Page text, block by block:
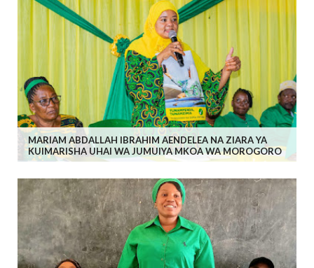
MARIAM ABDALLAH IBRAHIM AENDELEA NA ZIARA YA
KUIMARISHA UHAI WA JUMUIYA MKOA WA MOROGORO